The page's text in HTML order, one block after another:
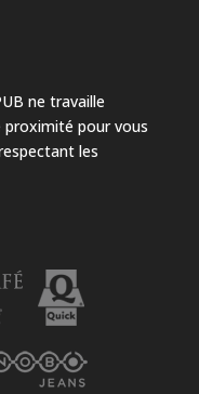
ne travaille
proximité pour vous
les